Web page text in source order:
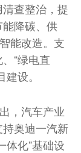
查整治，提
降碳、供
能改造。支
“绿电直
设。
，汽车产业
奥迪一汽新
体化”基础设